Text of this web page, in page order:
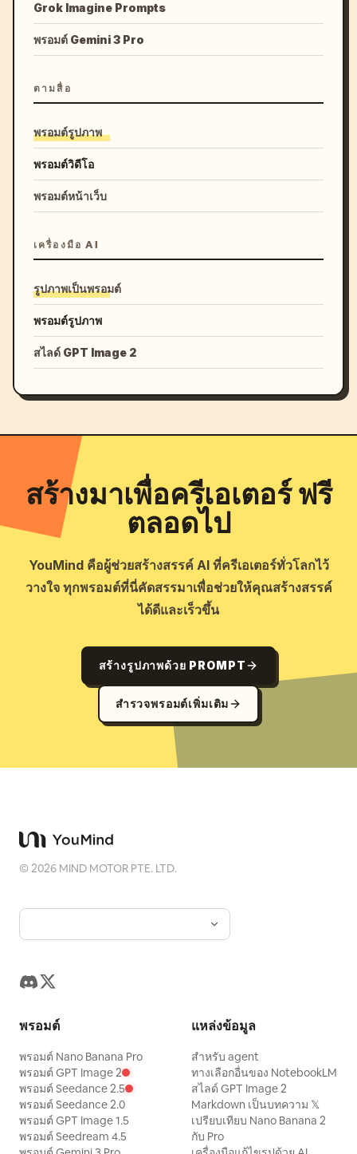
Grok Imagine Prompts
พรอมต์ Gemini 3 Pro
ตามสื่อ
พรอมต์รูปภาพ
พรอมต์วิดีโอ
พรอมต์หน้าเว็บ
เครื่องมือ AI
รูปภาพเป็นพรอมต์
พรอมต์รูปภาพ
สไลด์ GPT Image 2
สร้างมาเพื่อครีเอเตอร์ ฟรี
ตลอดไป
YouMind คือผู้ช่วยสร้างสรรค์ AI ที่ครีเอเตอร์ทั่วโลกไว้
วางใจ ทุกพรอมต์ที่นี่คัดสรรมาเพื่อช่วยให้คุณสร้างสรรค์
ได้ดีและเร็วขึ้น
สร้างรูปภาพด้วย PROMPT
สำรวจพรอมต์เพิ่มเติม
©2026 MIND MOTOR PTE. LTD.
พรอมต์
พรอมต์ Nano Banana Pro
พรอมต์ GPT Image 2
พรอมต์ Seedance 2.5
พรอมต์ Seedance 2.0
พรอมต์ GPT Image 1.5
พรอมต์ Seedream 4.5
แหล่งข้อมูล
สำหรับ agent
ทางเลือกอื่นของ NotebookLM
สไลด์ GPT Image 2
Markdown เป็นบทความ 𝕏
เปรียบเทียบ Nano Banana 2
กับ Pro